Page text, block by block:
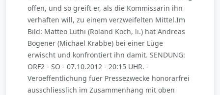
offen, und so greift er, als die Kommissarin ihn
verhaften will, zu einem verzweifelten Mittel.Im
Bild: Matteo Lüthi (Roland Koch, li.) hat Andreas
Bogener (Michael Krabbe) bei einer Lüge
erwischt und konfrontiert ihn damit. SENDUNG:
ORF2 - SO - 07.10.2012 - 20:15 UHR. -
Veroeffentlichung fuer Pressezwecke honorarfrei
ausschliesslich im Zusammenhang mit oben